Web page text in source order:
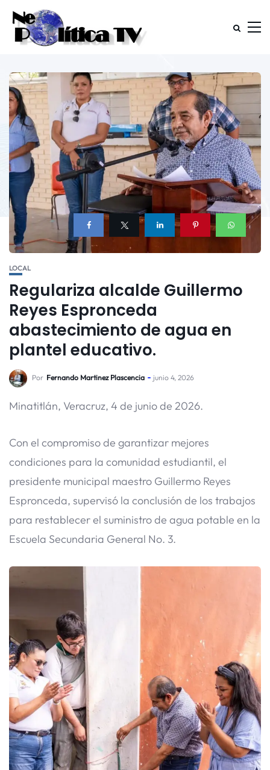
LOCAL
Regulariza alcalde Guillermo
Reyes Espronceda
abastecimiento de agua en
plantel educativo.
Por Fernando Martinez Plascencia junio 4, 2026
Minatitlán, Veracruz, 4 de junio de 2026.
Con el compromiso de garantizar mejores
condiciones para la comunidad estudiantil, el
presidente municipal maestro Guillermo Reyes
Espronceda, supervisó la conclusión de los trabajos
para restablecer el suministro de agua potable en la
Escuela Secundaria General No. 3.